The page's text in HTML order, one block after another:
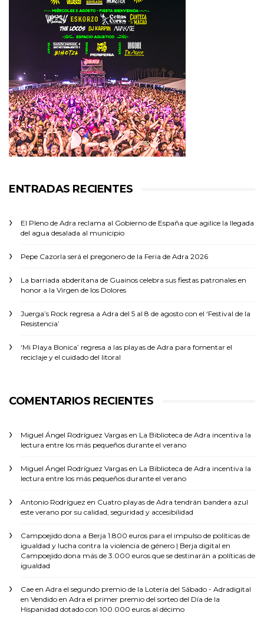
ENTRADAS RECIENTES
El Pleno de Adra reclama al Gobierno de España que agilice la llegada
del agua desalada al municipio
Pepe Cazorla será el pregonero de la Feria de Adra 2026
La barriada abderitana de Guainos celebra sus fiestas patronales en
honor a la Virgen de los Dolores
Juerga’s Rock regresa a Adra del 5 al 8 de agosto con el ‘Festival de la
Resistencia’
‘Mi Playa Bonica’ regresa a las playas de Adra para fomentar el
reciclaje y el cuidado del litoral
COMENTARIOS RECIENTES
Miguel Ángel Rodríguez Vargas en La Biblioteca de Adra incentiva la
lectura entre los más pequeños durante el verano
Miguel Ángel Rodríguez Vargas en La Biblioteca de Adra incentiva la
lectura entre los más pequeños durante el verano
Antonio Rodríguez en Cuatro playas de Adra tendrán bandera azul
este verano por su calidad, seguridad y accesibilidad
Campoejido dona a Berja 1.800 euros para el impulso de políticas de
igualdad y lucha contra la violencia de género | Berja digital en
Campoejido dona más de 3.000 euros que se destinarán a políticas de
igualdad
Cae en Adra el segundo premio de la Lotería del Sábado - Adradigital
en Vendido en Adra el primer premio del sorteo del Día de la
Hispanidad dotado con 100.000 euros al décimo